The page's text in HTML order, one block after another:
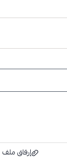
إرفاق ملف